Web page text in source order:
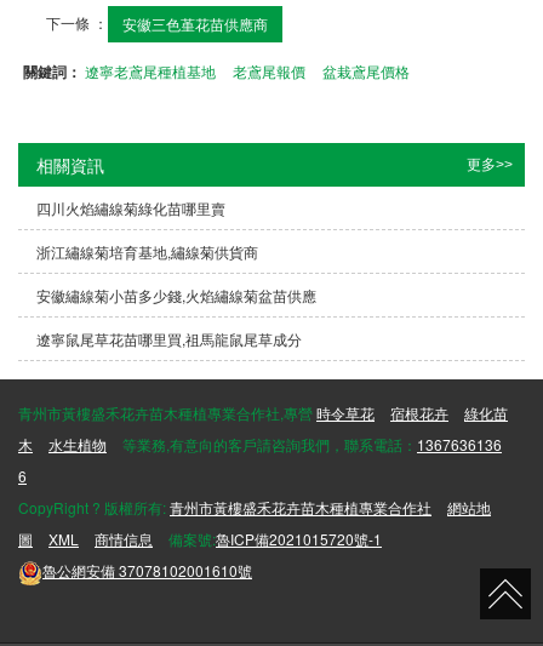
下一條 ： 安徽三色堇花苗供應商
關鍵詞：遼寧老鳶尾種植基地 老鳶尾報價 盆栽鳶尾價格
相關資訊 更多>>
四川火焰繡線菊綠化苗哪里賣
浙江繡線菊培育基地,繡線菊供貨商
安徽繡線菊小苗多少錢,火焰繡線菊盆苗供應
遼寧鼠尾草花苗哪里買,祖馬龍鼠尾草成分
青州市黃樓盛禾花卉苗木種植專業合作社,專營時令草花 宿根花卉
綠化苗
木
水生植物 等業務,有意向的客戶請咨詢我們，聯系電話： 1367636136
6
CopyRight ? 版權所有:青州市黃樓盛禾花卉苗木種植專業合作社
網站地
圖
XML 商情信息 備案號:魯ICP備2021015720號-1
魯公網安備37078102001610號